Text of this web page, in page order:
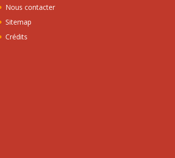
Nous contacter
Sitemap
Crédits